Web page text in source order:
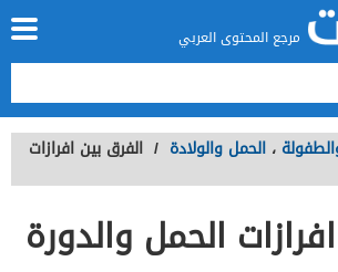
مرجع المحتوى العربي
، الحمل والولادة / الفرق بين افرازات
الحمل والدورة